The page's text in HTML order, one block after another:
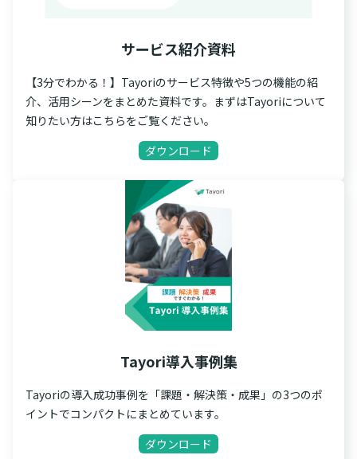
サービス紹介資料
【3分でわかる！】Tayoriのサービス特徴や5つの機能の紹
介、活用シーンをまとめた資料です。まずはTayoriについて
知りたい方はこちらをご覧ください。
ダウンロード
Tayori導入事例集
Tayoriの導入成功事例を「課題・解決策・成果」の3つのポ
イントでコンパクトにまとめています。
ダウンロード